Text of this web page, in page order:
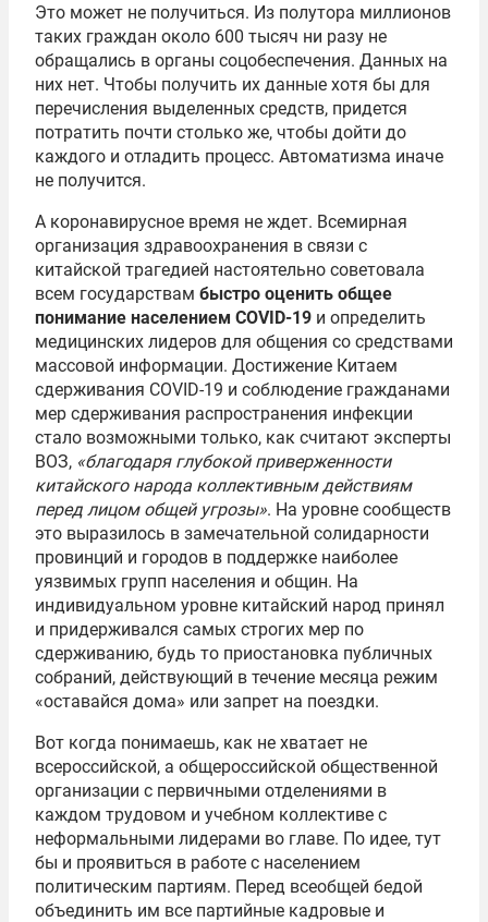
Это может не получиться. Из полутора миллионов
таких граждан около 600 тысяч ни разу не
обращались в органы соцобеспечения. Данных на
них нет. Чтобы получить их данные хотя бы для
перечисления выделенных средств, придется
потратить почти столько же, чтобы дойти до
каждого и отладить процесс. Автоматизма иначе
не получится.
А коронавирусное время не ждет. Всемирная
организация здравоохранения в связи с
китайской трагедией настоятельно советовала
всем государствам быстро оценить общее
понимание населением COVID-19 и определить
медицинских лидеров для общения со средствами
массовой информации. Достижение Китаем
сдерживания COVID-19 и соблюдение гражданами
мер сдерживания распространения инфекции
стало возможными только, как считают эксперты
ВОЗ, «благодаря глубокой приверженности
китайского народа коллективным действиям
перед лицом общей угрозы». На уровне сообществ
это выразилось в замечательной солидарности
провинций и городов в поддержке наиболее
уязвимых групп населения и общин. На
индивидуальном уровне китайский народ принял
и придерживался самых строгих мер по
сдерживанию, будь то приостановка публичных
собраний, действующий в течение месяца режим
«оставайся дома» или запрет на поездки.
Вот когда понимаешь, как не хватает не
всероссийской, а общероссийской общественной
организации с первичными отделениями в
каждом трудовом и учебном коллективе с
неформальными лидерами во главе. По идее, тут
бы и проявиться в работе с населением
политическим партиям. Перед всеобщей бедой
объединить им все партийные кадровые и